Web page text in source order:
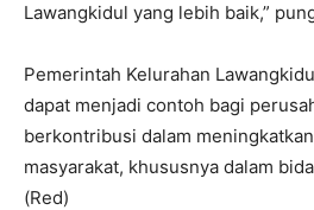
Lawangkidul yang lebih baik,”
Pemerintah Kelurahan
dapat menjadi contoh bagi
berkontribusi dalam
masyarakat, khususnya dalam
(Red)